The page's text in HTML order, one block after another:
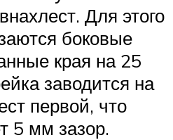
Для этого
боковые
края на 25
заводится на
первой, что
5 мм зазор.